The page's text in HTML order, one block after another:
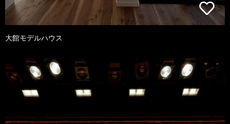
大館モデルハウス